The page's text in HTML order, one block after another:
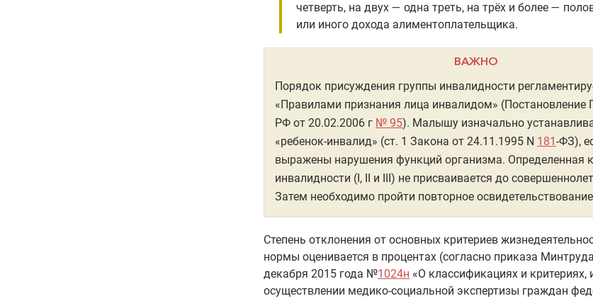
четверть, на двух — одна треть, на трёх и более —
или иного дохода алиментоплательщика.
ВАЖНО
Порядок присуждения группы инвалидности
«Правилами признания лица инвалидом» (Постановление
РФ от 20.02.2006 г № 95). Малышу изначально
«ребенок-инвалид» (ст. 1 Закона от 24.11.1995 N 181-ФЗ),
выражены нарушения функций организма. Определенная
инвалидности (I, II и III) не присваивается до
Затем необходимо пройти повторное
Степень отклонения от основных критериев
нормы оценивается в процентах (согласно приказа
декабря 2015 года №1024н «О классификациях и критериях,
осуществлении медико-социальной экспертизы граждан